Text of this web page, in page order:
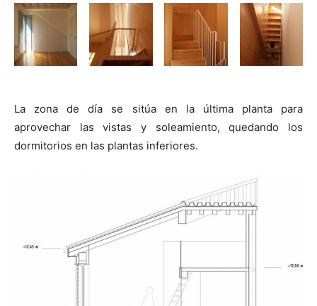
La zona de día se sitúa en la última planta para
aprovechar las vistas y soleamiento, quedando los
dormitorios en las plantas inferiores.